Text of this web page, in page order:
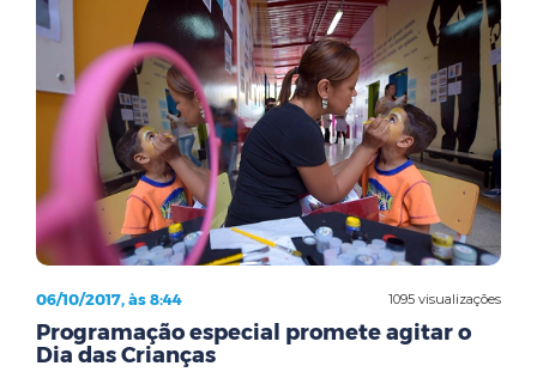
1095 visualizações
06/10/2017, às 8:44
Programação especial promete agitar o
Dia das Crianças